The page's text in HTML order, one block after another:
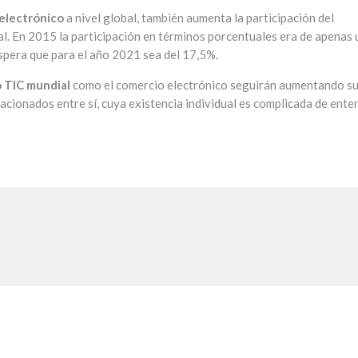
a nivel global, también aumenta la participación del
En 2015 la participación en términos porcentuales era de apenas
que para el año 2021 sea del 17,5%.
TIC mundial como el comercio electrónico seguirán aumentando
entre sí, cuya existencia individual es complicada de